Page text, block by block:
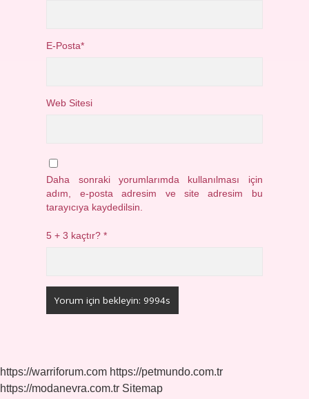
E-Posta*
Web Sitesi
Daha sonraki yorumlarımda kullanılması için
adım, e-posta adresim ve site adresim bu
tarayıcıya kaydedilsin.
5 + 3 kaçtır?*
https://warriforum.com https://petmundo.com.tr
https://modanevra.com.tr Sitemap